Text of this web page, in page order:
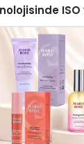
ISO
Aldı